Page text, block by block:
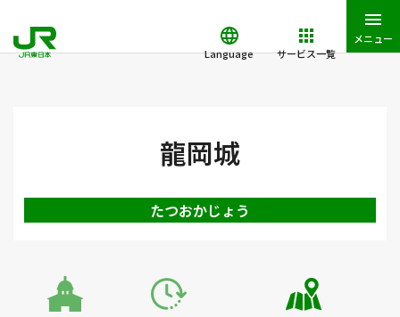
Language サービス一覧
メニュー
龍岡城
たつおかじょう